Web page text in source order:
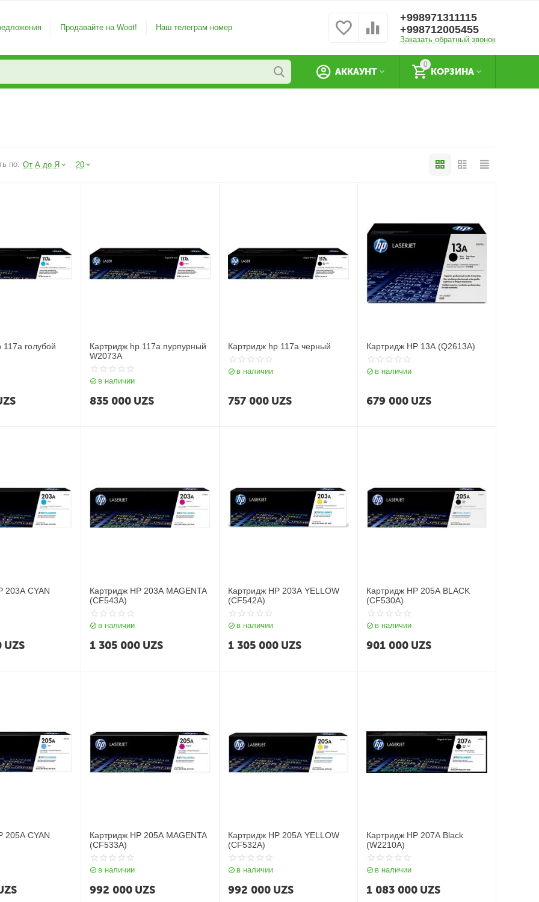
Продавайте на Woot! Наш телеграм номер
+998971311115
+998712005455
Заказать обратный звонок
0
КОРЗИНА
АККАУНТ
по: От А до Я 20
голубой
Картридж hp 117a пурпурный
W2073A
в наличии
835 000 UZS
Картридж hp 117a черный
в наличии
757 000 UZS
Картридж HP 13A (Q2613A)
в наличии
679 000 UZS
203A CYAN
UZS
Картридж HP 203A MAGENTA
(CF543A)
в наличии
1 305 000 UZS
Картридж HP 203A YELLOW
(CF542A)
в наличии
1 305 000 UZS
Картридж HP 205A BLACK
(CF530A)
в наличии
901 000 UZS
205A CYAN
Картридж HP 205A MAGENTA
(CF533A)
в наличии
992 000 UZS
Картридж HP 205A YELLOW
(CF532A)
в наличии
992 000 UZS
Картридж HP 207A Black
(W2210A)
в наличии
1 083 000 UZS